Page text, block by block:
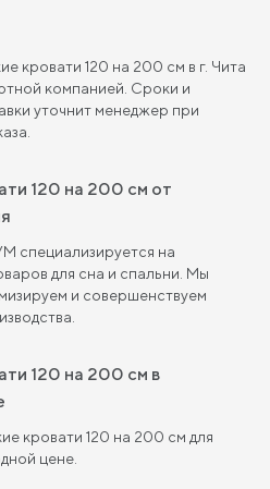
кровати 120 на 200 см в г. Чита
компанией. Сроки и
уточнит менеджер при
специализируется на
для сна и спальни. Мы
и совершенствуем
кровати 120 на 200 см для
цене.